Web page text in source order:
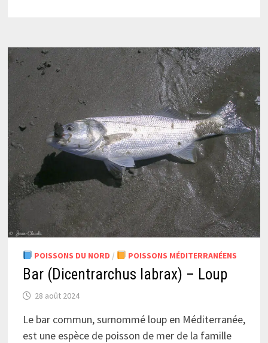
POISSONS DU NORD / POISSONS MÉDITERRANÉENS
Bar (Dicentrarchus labrax) – Loup
28 août 2024
Le bar commun, surnommé loup en Méditerranée,
est une espèce de poisson de mer de la famille